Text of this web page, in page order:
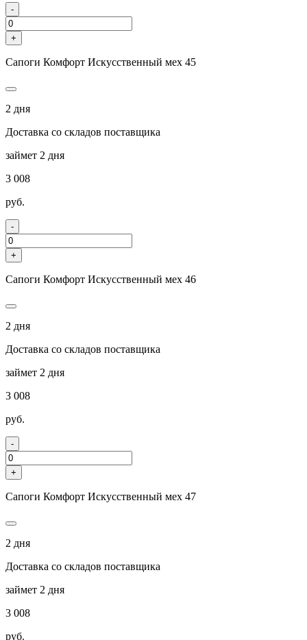
-
+
Сапоги Комфорт Искусственный мех 45
2 дня
Доставка со складов поставщика
займет 2 дня
3 008
руб.
-
+
Сапоги Комфорт Искусственный мех 46
2 дня
Доставка со складов поставщика
займет 2 дня
3 008
руб.
-
+
Сапоги Комфорт Искусственный мех 47
2 дня
Доставка со складов поставщика
займет 2 дня
3 008
руб.